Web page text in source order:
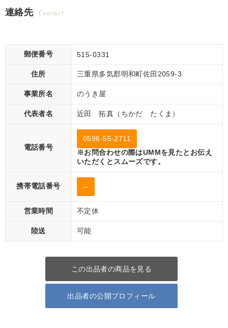
連絡先 Contact
郵便番号 515-0331
住所 三重県多気郡明和町佐田2059-3
事業所名 のうき屋
代表者名 近田 拓真（ちかだ たくま）
電話番号
0596-55-2711
※お問合わせの際はUMMを見たとお伝え
いただくとスムーズです。
携帯電話番号 --
営業時間 不定休
陸送 可能
この出品者の商品を見る
出品者の公開プロフィール